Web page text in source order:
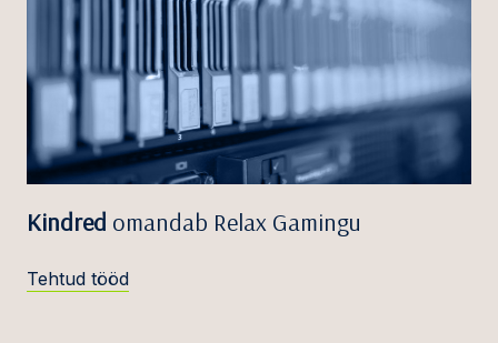
Kindred omandab Relax Gamingu
Tehtud tööd